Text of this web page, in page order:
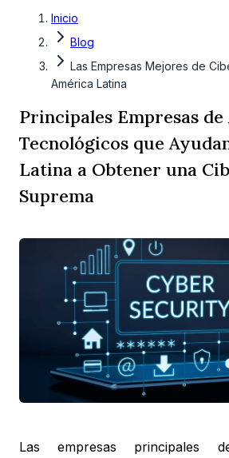
Inicio
Blog
Las Empresas Mejores de
América Latina
Principales Empresas de
Tecnológicos que
Latina a Obtener una
Suprema
Las empresas principales